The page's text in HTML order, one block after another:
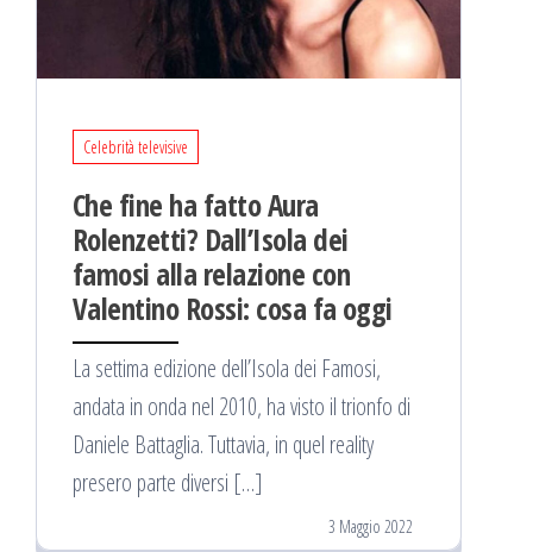
Celebrità televisive
Che fine ha fatto Aura
Rolenzetti? Dall’Isola dei
famosi alla relazione con
Valentino Rossi: cosa fa oggi
La settima edizione dell’Isola dei Famosi,
andata in onda nel 2010, ha visto il trionfo di
Daniele Battaglia. Tuttavia, in quel reality
presero parte diversi […]
3 Maggio 2022